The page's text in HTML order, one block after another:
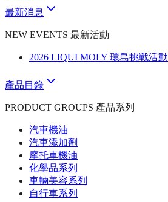
最新消息
NEW EVENTS 最新活動
2026 LIQUI MOLY 環島挑戰活動
產品目錄
PRODUCT GROUPS 產品系列
汽車機油
汽車添加劑
摩托車機油
化學品系列
車輛美容系列
自行車系列